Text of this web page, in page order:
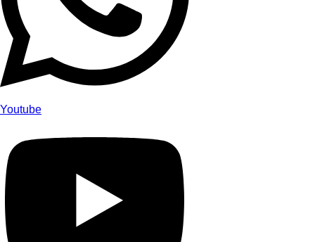
Youtube